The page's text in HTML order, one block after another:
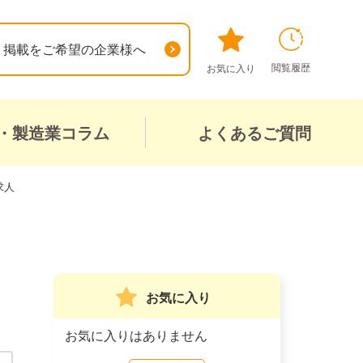
掲載をご希望の企業様へ
お気に入り 閲覧履歴
製造業コラム よくあるご質問
お気に入り
お気に入りはありません